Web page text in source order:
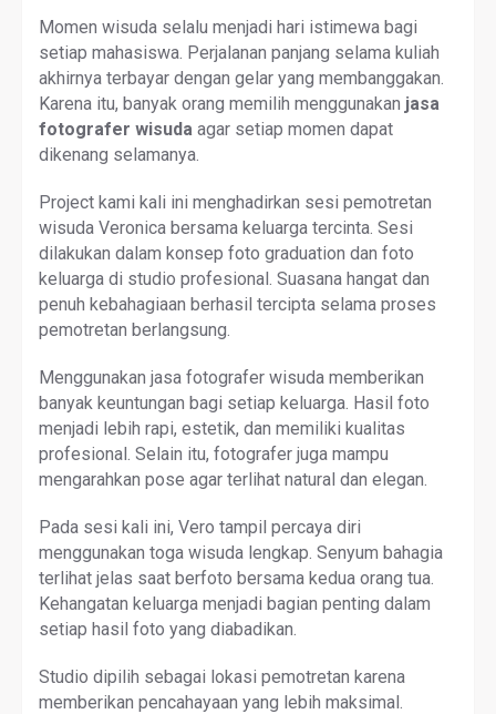
Momen wisuda selalu menjadi hari istimewa bagi
setiap mahasiswa. Perjalanan panjang selama kuliah
akhirnya terbayar dengan gelar yang membanggakan.
Karena itu, banyak orang memilih menggunakan jasa
fotografer wisuda agar setiap momen dapat
dikenang selamanya.
Project kami kali ini menghadirkan sesi pemotretan
wisuda Veronica bersama keluarga tercinta. Sesi
dilakukan dalam konsep foto graduation dan foto
keluarga di studio profesional. Suasana hangat dan
penuh kebahagiaan berhasil tercipta selama proses
pemotretan berlangsung.
Menggunakan jasa fotografer wisuda memberikan
banyak keuntungan bagi setiap keluarga. Hasil foto
menjadi lebih rapi, estetik, dan memiliki kualitas
profesional. Selain itu, fotografer juga mampu
mengarahkan pose agar terlihat natural dan elegan.
Pada sesi kali ini, Vero tampil percaya diri
menggunakan toga wisuda lengkap. Senyum bahagia
terlihat jelas saat berfoto bersama kedua orang tua.
Kehangatan keluarga menjadi bagian penting dalam
setiap hasil foto yang diabadikan.
Studio dipilih sebagai lokasi pemotretan karena
memberikan pencahayaan yang lebih maksimal.